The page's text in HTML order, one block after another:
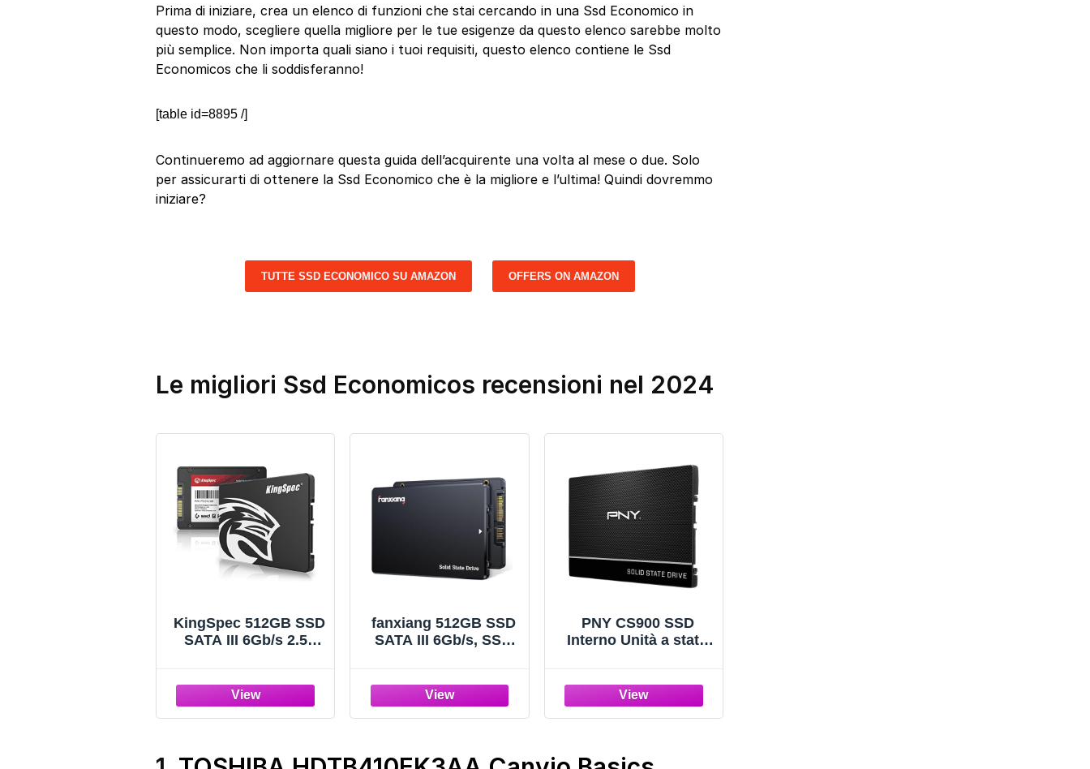
Prima di iniziare, crea un elenco di funzioni che stai cercando in una Ssd Economico in
questo modo, scegliere quella migliore per le tue esigenze da questo elenco sarebbe molto
più semplice. Non importa quali siano i tuoi requisiti, questo elenco contiene le Ssd
Economicos che li soddisferanno!
[table id=8895 /]
Continueremo ad aggiornare questa guida dell’acquirente una volta al mese o due. Solo
per assicurarti di ottenere la Ssd Economico che è la migliore e l’ultima! Quindi dovremmo
iniziare?
TUTTE SSD ECONOMICO SU AMAZON OFFERS ON AMAZON
Le migliori Ssd Economicos recensioni nel 2024
KingSpec 512GB SSD
SATA III 6Gb/s 2.5"
Interno, Velocità di
lettura fino a
in-one
fanxiang 512GB SSD
SATA III 6Gb/s, SSD
SSD Interno, 3D
NAND SLC Cache
Laptop,Desktop,PC(S
PNY CS900 SSD
Interno Unità a stato